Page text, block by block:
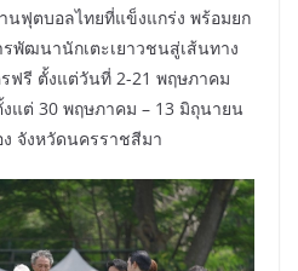
นฟุตบอลไทยที่แข็งแกร่ง พร้อมยก
พัฒนานักเตะเยาวชนสู่เส้นทาง
ฟรี ตั้งแต่วันที่ 2-21 พฤษภาคม
งแต่ 30 พฤษภาคม – 13 มิถุนายน
จังหวัดนครราชสีมา